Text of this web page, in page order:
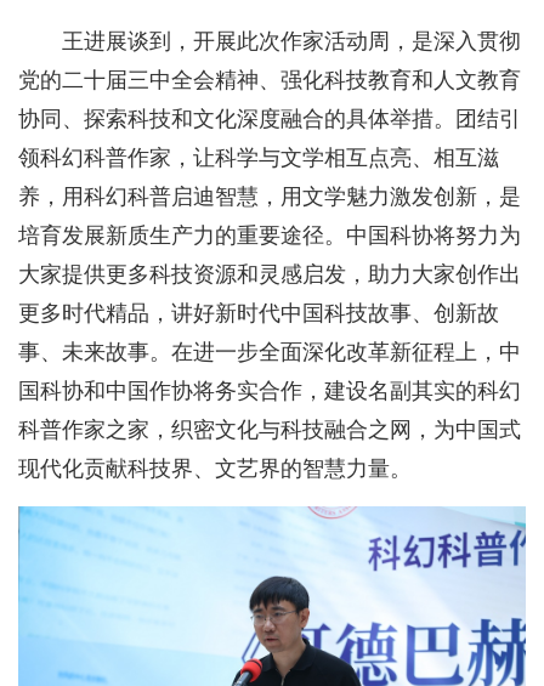
王进展谈到，开展此次作家活动周，是深入贯彻
党的二十届三中全会精神、强化科技教育和人文教育
协同、探索科技和文化深度融合的具体举措。团结引
领科幻科普作家，让科学与文学相互点亮、相互滋
养，用科幻科普启迪智慧，用文学魅力激发创新，是
培育发展新质生产力的重要途径。中国科协将努力为
大家提供更多科技资源和灵感启发，助力大家创作出
更多时代精品，讲好新时代中国科技故事、创新故
事、未来故事。在进一步全面深化改革新征程上，中
国科协和中国作协将务实合作，建设名副其实的科幻
科普作家之家，织密文化与科技融合之网，为中国式
现代化贡献科技界、文艺界的智慧力量。